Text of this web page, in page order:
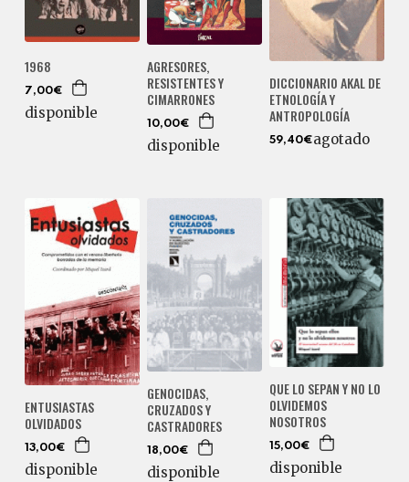
1968
7,00€
disponible
AGRESORES,
RESISTENTES Y
CIMARRONES
10,00€
disponible
DICCIONARIO AKAL DE
ETNOLOGÍA Y
ANTROPOLOGÍA
59,40€agotado
ENTUSIASTAS
OLVIDADOS
13,00€
disponible
GENOCIDAS,
CRUZADOS Y
CASTRADORES
18,00€
disponible
QUE LO SEPAN Y NO LO
OLVIDEMOS
NOSOTROS
15,00€
disponible